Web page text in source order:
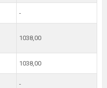
-
1038,00
1038,00
-